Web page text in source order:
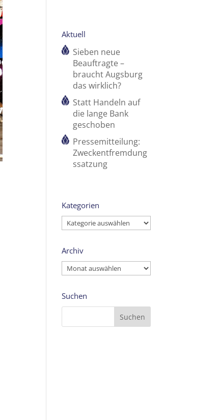
Aktuell
Sieben neue
Beauftragte –
braucht Augsburg
das wirklich?
Statt Handeln auf
die lange Bank
geschoben
Pressemitteilung:
Zweckentfremdung
ssatzung
Kategorien
Kategorien
Archiv
Archiv
Suchen